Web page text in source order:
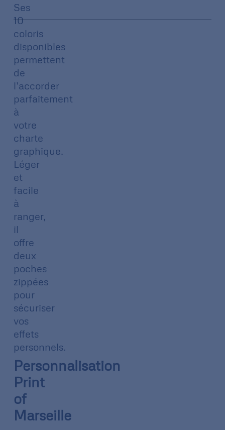
Ses
10
coloris
disponibles
permettent
de
l’accorder
parfaitement
à
votre
charte
graphique.
Léger
et
facile
à
ranger,
il
offre
deux
poches
zippées
pour
sécuriser
vos
effets
personnels.
Personnalisation
Print
of
Marseille